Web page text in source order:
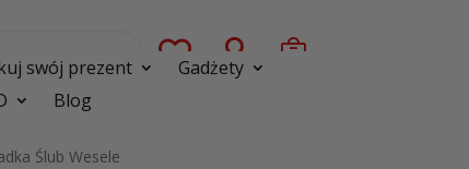
  
swój prezent
Gadżety
Blog
Ślub Wesele